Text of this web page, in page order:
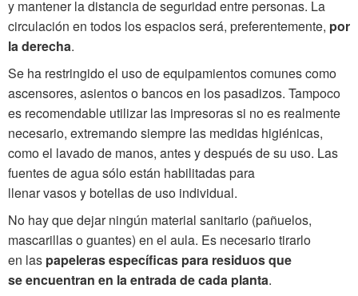
y mantener la distancia de seguridad entre personas. La
circulación en todos los espacios será, preferentemente, por
la derecha.
Se ha restringido el uso de equipamientos comunes como
ascensores, asientos o bancos en los pasadizos. Tampoco
es recomendable utilizar las impresoras si no es realmente
necesario, extremando siempre las medidas higiénicas,
como el lavado de manos, antes y después de su uso. Las
fuentes de agua sólo están habilitadas para
llenar vasos y botellas de uso individual.
No hay que dejar ningún material sanitario (pañuelos,
mascarillas o guantes) en el aula. Es necesario tirarlo
en las papeleras específicas para residuos que
se encuentran en la entrada de cada planta.